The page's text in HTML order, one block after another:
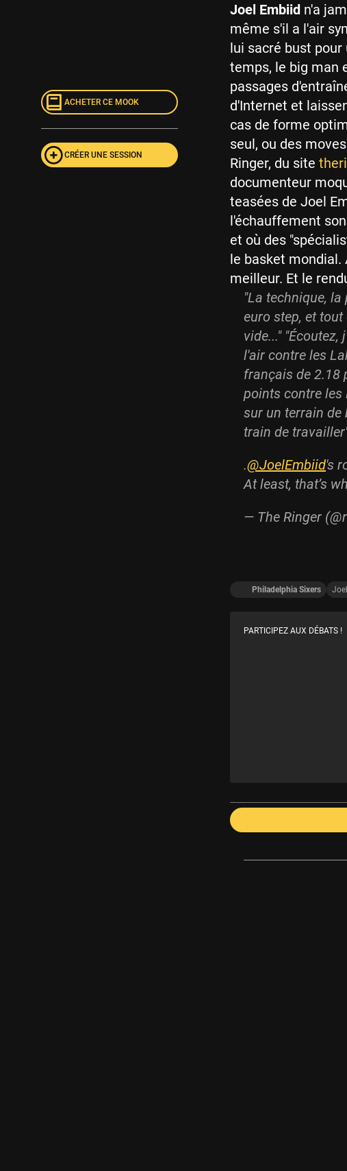
Joel Embiid n'a
même s'il a l'air
lui sacré bust
temps, le big man
passages
d'Internet et
cas de forme
seul, ou des
Ringer, du site
documenteur
teasées de Joel
l'échauffement
et où des
le basket mondial.
meilleur. Et le
"La technique,
euro step, et
vide..."
l'air contre les
français de 2.18
points contre les
sur un terrain de
train de
.@JoelEmbiid's
At least, that’s
— The Ringer
Philadelphia Sixers
PARTICIPEZ AUX DÉBATS !
ACHETER CE MOOK
CRÉER UNE SESSION